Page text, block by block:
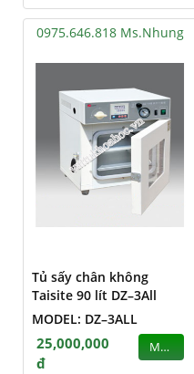
0975.646.818 Ms.Nhung
Tủ sấy chân không
Taisite 90 lít DZ–3All
MODEL: DZ–3ALL
25,000,000
đ
MUA